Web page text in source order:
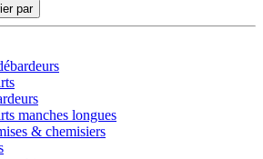
par
manches longues
& chemisiers